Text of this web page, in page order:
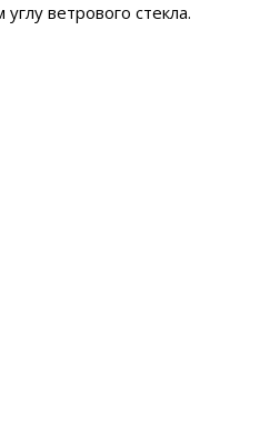
ветрового стекла.